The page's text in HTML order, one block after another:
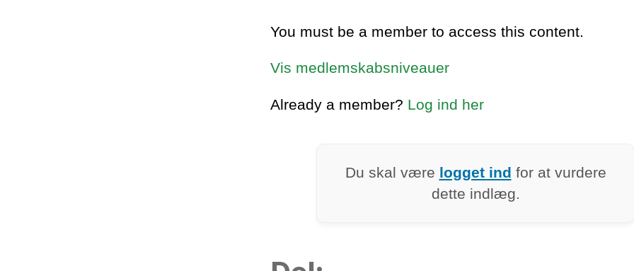
You must be a member to access this content.
Vis medlemskabsniveauer
Already a member? Log ind her
Du skal være logget ind for at vurdere
dette indlæg.